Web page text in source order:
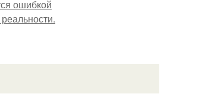
ошибкой